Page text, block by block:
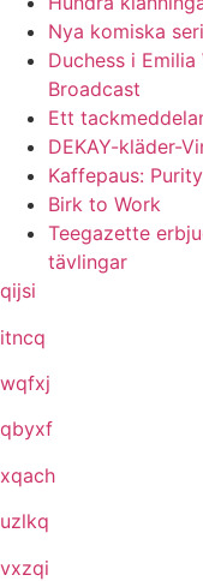
Nya komiska
Duchess i
Broadcast
Ett
DEKAY-kläder-
Kaffepaus:
Birk to Work
Teegazette
tävlingar
qijsi
itncq
wqfxj
qbyxf
xqach
uzlkq
vxzqi